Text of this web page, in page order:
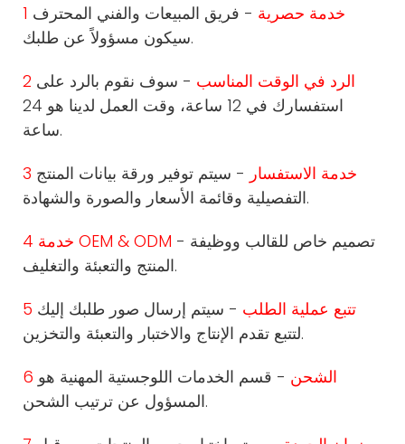
1 خدمة حصرية - فريق المبيعات والفني المحترف
سيكون مسؤولاً عن طلبك.
2 الرد في الوقت المناسب - سوف نقوم بالرد على
استفسارك في 12 ساعة، وقت العمل لدينا هو 24
ساعة.
3 خدمة الاستفسار - سيتم توفير ورقة بيانات المنتج
التفصيلية وقائمة الأسعار والصورة والشهادة.
4 خدمة OEM & ODM - تصميم خاص للقالب ووظيفة
المنتج والتعبئة والتغليف.
5 تتبع عملية الطلب - سيتم إرسال صور طلبك إليك
لتتبع تقدم الإنتاج والاختبار والتعبئة والتخزين.
6 الشحن - قسم الخدمات اللوجستية المهنية هو
المسؤول عن ترتيب الشحن.